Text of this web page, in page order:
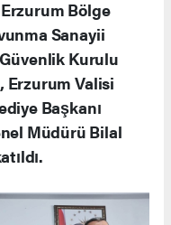
Bölge
Sanayii
Kurulu
Erzurum Valisi
Başkanı
Müdürü Bilal